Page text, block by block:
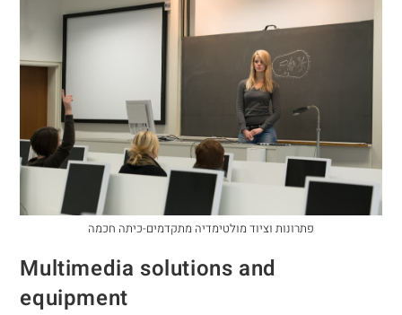
פתרונות וציוד מולטימדיה מתקדמים-כיתה חכמה
Multimedia solutions and
equipment